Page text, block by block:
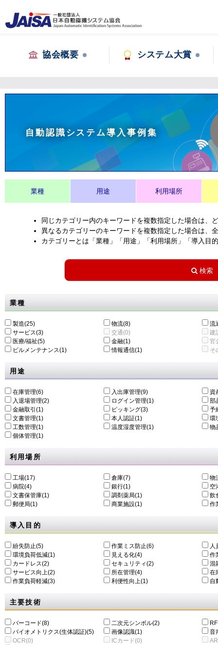
協会概要 システム大賞
自動認識システム導入事例集
業種 用途 利用場所
同じカテゴリー内のキーワードを複数指定した場合は、
異なるカテゴリーのキーワードを複数指定した場合は、
カテゴリーとは「業種」「用途」「利用場所」「導入目
業種
製造(25) 物流(8)
流
サービス(3)
交通(0)
建
医療/福祉(5)
金融(1)
官
ビルメンテナンス(1)
情報通信(1) そ
用途
在庫管理(6) 入出庫管理(9)
資
入退場管理(2)
ログイン管理(1)
部
金融取引(1)
ピッキング(3)
予
文書管理(1)
本人認証(1)
環
工数管理(1)
温度湿度管理(1)
物
個体管理(1)
利用場所
工場(17) 倉庫(7)
物
病院(4)
銀行(1)
空
文書保管庫(1)
調剤薬局(1)
飲
郵便局(1)
商業施設(1) 作
導入目的
紛失防止(5) 作業ミス防止(6)
人
環境負荷低減(1)
⾒える化(4)
作
カードレス(2)
セキュリティ(2)
混
サービス向上(2)
所在管理(4)
在
作業負荷軽減(3)
利便性向上(1) 自
主要技術
バーコード(8) 二次元シンボル(2)
バイオメトリクス(生体認証)(5)
画像認識(1)
音
OCR(0)
ICカード(0)